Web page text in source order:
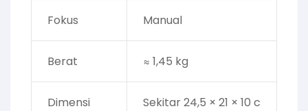
Fokus Manual
Berat ≈ 1,45 kg
Dimensi
Sekitar 24,5 × 21 × 10 c